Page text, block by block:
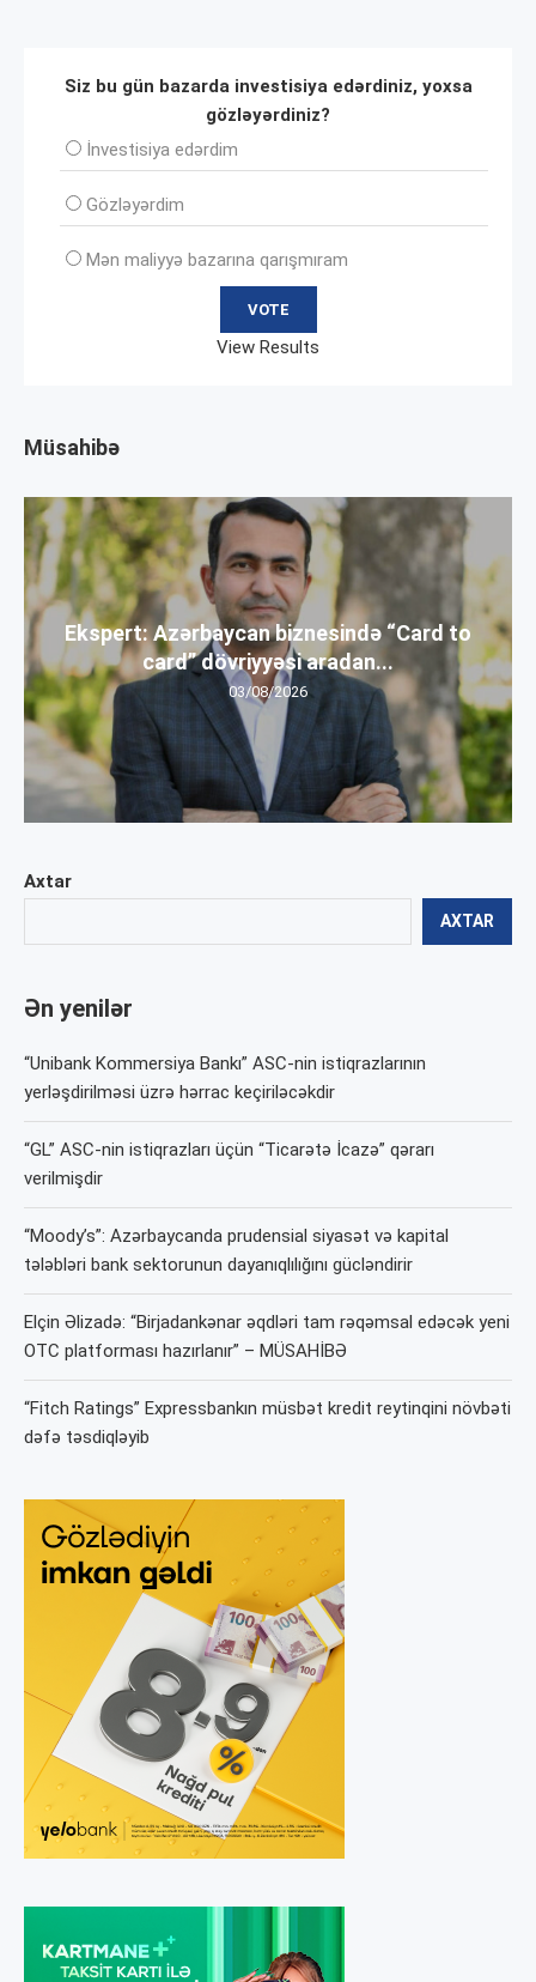
Axtar
AXTAR
Ən yenilər
“Unibank Kommersiya Bankı” ASC-nin istiqrazlarının
yerləşdirilməsi üzrə hərrac keçiriləcəkdir
“GL” ASC-nin istiqrazları üçün “Ticarətə İcazə” qərarı
verilmişdir
“Moody’s”: Azərbaycanda prudensial siyasət və kapital
tələbləri bank sektorunun dayanıqlılığını gücləndirir
Elçin Əlizadə: “Birjadankənar əqdləri tam rəqəmsal edəcək yeni
OTC platforması hazırlanır” – MÜSAHİBƏ
“Fitch Ratings” Expressbankın müsbət kredit reytinqini növbəti
dəfə təsdiqləyib
Siz bu gün bazarda investisiya edərdiniz, yoxsa
gözləyərdiniz?
İnvеstisiya edərdim
Gözləyərdim
Mən maliyyə bazarına qarışmıram
View Results
Müsahibə
Ekspert: Azərbaycan biznesində “Card to
card” dövriyyəsi aradan...
03/08/2026